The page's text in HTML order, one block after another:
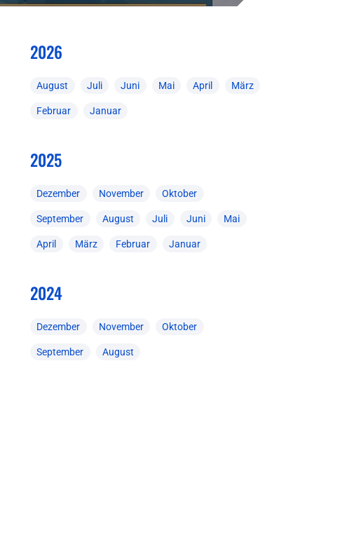
2026
August Juli Juni Mai April März
Februar Januar
2025
Dezember November Oktober
September August Juli Juni Mai
April März Februar Januar
2024
Dezember November Oktober
September August